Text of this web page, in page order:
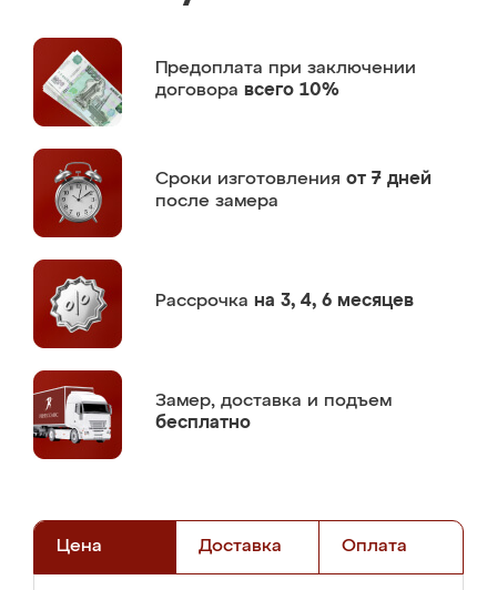
Предоплата при заключении
договора всего 10%
Сроки изготовления от 7 дней
после замера
Рассрочка на 3, 4, 6 месяцев
Замер, доставка и подъем
бесплатно
Цена Доставка Оплата